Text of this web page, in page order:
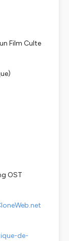
Film Culte
OST
de-